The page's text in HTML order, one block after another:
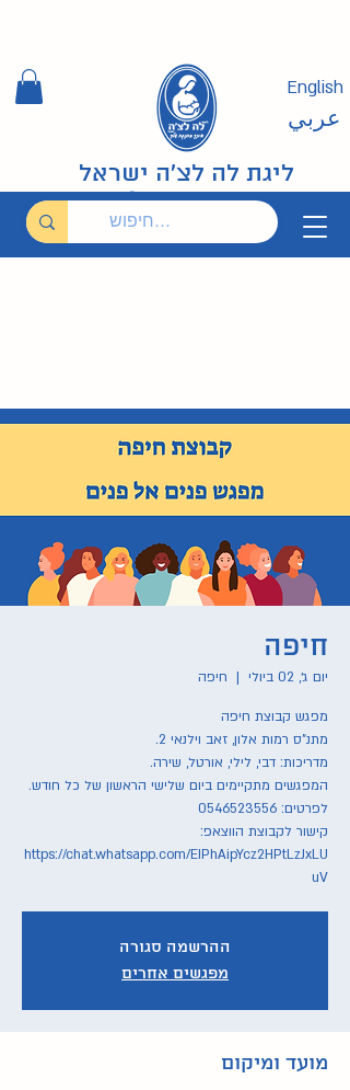
ליגת לה לצ'ה ישראל
English
عربي
חיפה
יום ג׳, 02 ביולי
  |
חיפה
קישור לקבוצת הווצאפ:
https://chat.whatsapp.com/EIPhAipYcz2HPtLzJxLU
uV
ההרשמה סגורה
מפגשים אחרים
מועד ומיקום